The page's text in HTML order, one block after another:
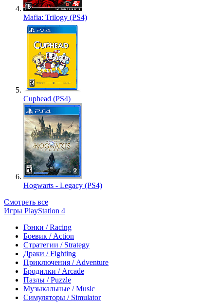
Mafia: Trilogy (PS4)
Cuphead (PS4)
Hogwarts - Legacy (PS4)
Смотреть все
Игры PlayStation 4
Гонки / Racing
Боевик / Action
Стратегии / Strategy
Драки / Fighting
Приключения / Adventure
Бродилки / Arcade
Пазлы / Puzzle
Музыкальные / Music
Симуляторы / Simulator